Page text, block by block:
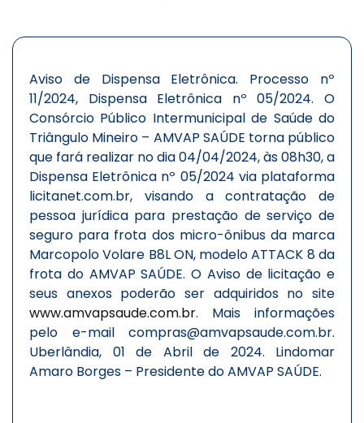
Aviso de Dispensa Eletrônica. Processo nº
11/2024, Dispensa Eletrônica nº 05/2024. O
Consórcio Público Intermunicipal de Saúde do
Triângulo Mineiro – AMVAP SAÚDE torna público
que fará realizar no dia 04/04/2024, às 08h30, a
Dispensa Eletrônica nº 05/2024 via plataforma
licitanet.com.br, visando a contratação de
pessoa jurídica para prestação de serviço de
seguro para frota dos micro-ônibus da marca
Marcopolo Volare B8L ON, modelo ATTACK 8 da
frota do AMVAP SAÚDE. O Aviso de licitação e
seus anexos poderão ser adquiridos no site
www.amvapsaude.com.br. Mais informações
pelo e-mail compras@amvapsaude.com.br.
Uberlândia, 01 de Abril de 2024. Lindomar
Amaro Borges – Presidente do AMVAP SAÚDE.